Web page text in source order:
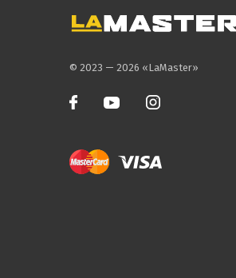
© 2023 — 2026 «LaMaster»